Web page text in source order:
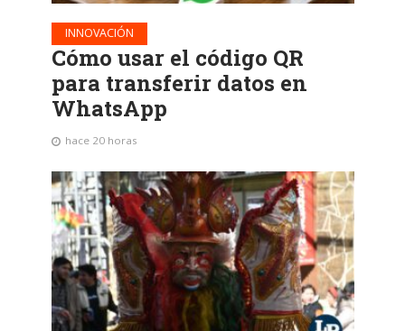
INNOVACIÓN
Cómo usar el código QR
para transferir datos en
WhatsApp
hace 20 horas